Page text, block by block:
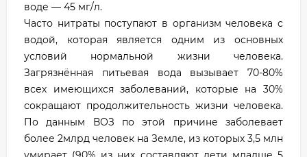
воде — 45 мг/л.
Часто нитраты поступают в организм человека с
водой, которая является одним из основных
условий нормальной жизни человека.
Загрязнённая питьевая вода вызывает 70-80%
всех имеющихся заболеваний, которые на 30%
сокращают продолжительность жизни человека.
По данным ВОЗ по этой причине заболевает
более 2млрд человек на Земле, из которых 3,5 млн